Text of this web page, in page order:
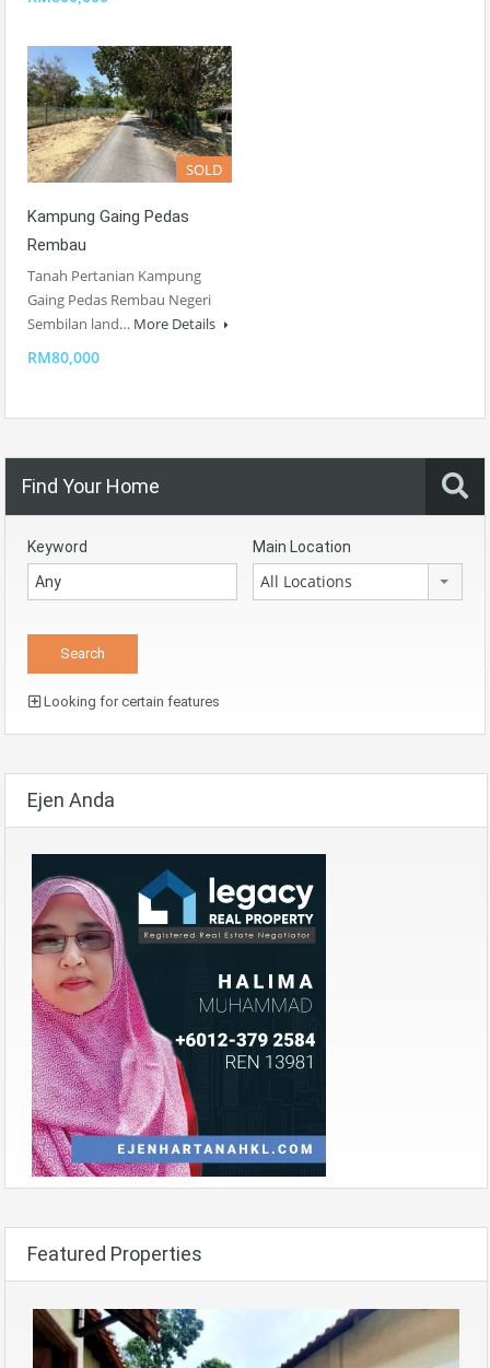
SOLD
Kampung Gaing Pedas
Rembau
Tanah Pertanian Kampung
Gaing Pedas Rembau Negeri
Sembilan land… More Details
RM80,000
Find Your Home
Keyword Main Location
All Locations
Looking for certain features
Ejen Anda
Featured Properties